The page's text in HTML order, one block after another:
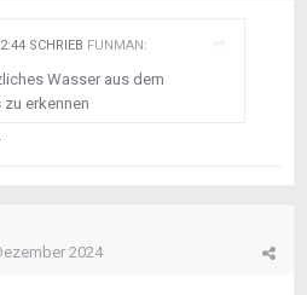
SCHRIEB FUNMAN :
Wasser aus dem
erkennen
2024